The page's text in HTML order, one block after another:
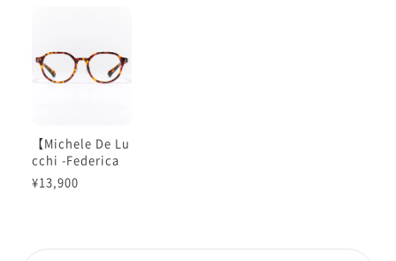
【Michele De Lu
cchi -Federica
-】
¥13,900